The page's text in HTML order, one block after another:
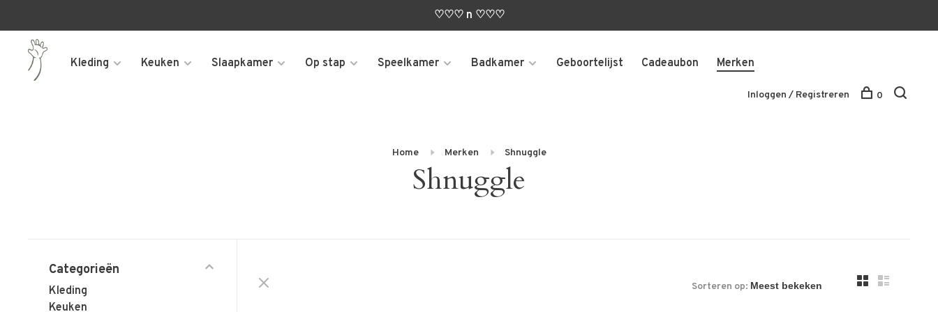
♡♡♡ n ♡♡♡
Kleding Keuken Slaapkamer Op stap Speelkamer Badkamer Geboortelijst Cadeaubon Merken
Inloggen / Registreren 0
Home Merken Shnuggle
Shnuggle
Categorieën
Kleding
Keuken
Sorteren op: